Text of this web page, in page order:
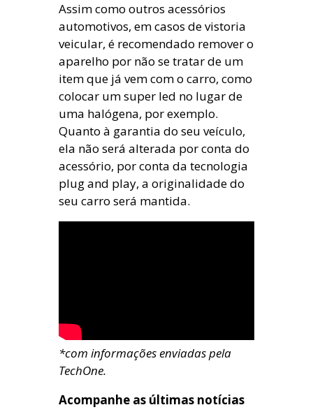
Assim como outros acessórios
automotivos, em casos de vistoria
veicular, é recomendado remover o
aparelho por não se tratar de um
item que já vem com o carro, como
colocar um super led no lugar de
uma halógena, por exemplo.
Quanto à garantia do seu veículo,
ela não será alterada por conta do
acessório, por conta da tecnologia
plug and play, a originalidade do
seu carro será mantida.
*com informações enviadas pela
TechOne.
Acompanhe as últimas notícias